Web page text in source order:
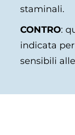
staminali.
CONTRO:
indicata
sensibili